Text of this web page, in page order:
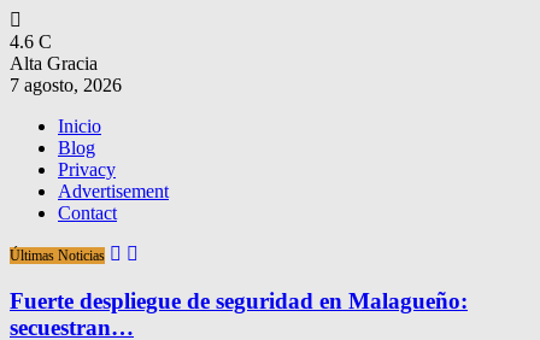
4.6 C
Alta Gracia
7 agosto, 2026
Inicio
Blog
Privacy
Advertisement
Contact
Últimas Noticias
Fuerte despliegue de seguridad en Malagueño:
secuestran…